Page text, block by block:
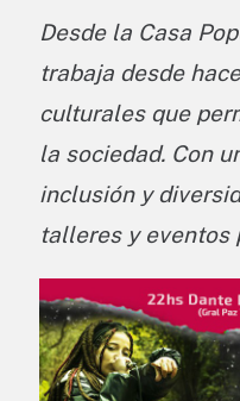
Desde la Casa
trabaja desde
culturales que
la sociedad. Con
inclusión y
talleres y eventos